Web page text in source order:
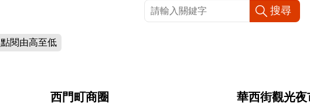
點閱由高至低
西門町商圈 華西街觀光夜